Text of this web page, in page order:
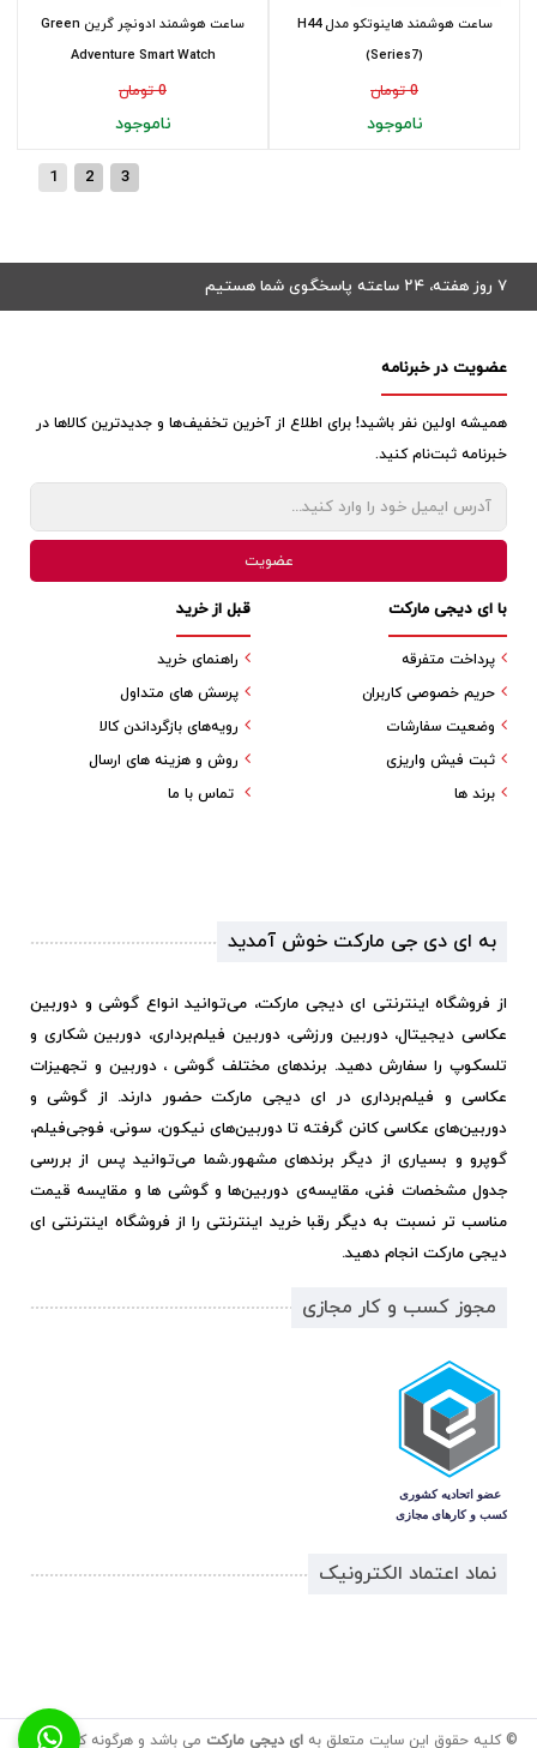
ساعت هوشمند ادونچر گرین Green
Adventure Smart Watch
0 تومان
ناموجود
ساعت هوشمند هاینوتکو مدل H44
(Series7)
0 تومان
ناموجود
1 2 3
۷ روز هفته، ۲۴ ساعته پاسخگوی شما هستیم
عضویت در خبرنامه
همیشه اولین نفر باشید! برای اطلاع از آخرین تخفیف‌ها و جدیدترین کالاها در
خبرنامه ثبت‌نام کنید.
قبل از خرید
راهنمای خرید
پرسش های متداول
رویه‌های بازگرداندن کالا
روش و هزینه های ارسال
تماس با ما
با ای دیجی مارکت
پرداخت متفرقه
حریم خصوصی کاربران
وضعیت سفارشات
ثبت فیش واریزی
برند ها
به ای دی جی مارکت خوش آمدید
از فروشگاه اینترنتی ای دیجی مارکت، می‌توانید انواع گوشی و دوربین
عکاسی دیجیتال، دوربین ورزشی، دوربین فیلم‌برداری، دوربین شکاری و
تلسکوپ را سفارش دهید. برندهای مختلف گوشی ، دوربین و تجهیزات
عکاسی و فیلم‌برداری در ای دیجی مارکت حضور دارند. از گوشی و
دوربین‌های عکاسی کانن گرفته تا دوربین‌های نیکون، سونی، فوجی‌فیلم،
گوپرو و بسیاری از دیگر برندهای مشهور.شما می‌توانید پس از بررسی
جدول مشخصات فنی، مقایسه‌ی دوربین‌ها و گوشی ها و مقایسه قیمت
مناسب تر نسبت به دیگر رقبا خرید اینترنتی را از فروشگاه اینترنتی ای
دیجی مارکت انجام دهید.
مجوز کسب و کار مجازی
نماد اعتماد الکترونیک
© کلیه حقوق این سایت متعلق به ای دیجی مارکت می باشد و هرگونه کپی برداری